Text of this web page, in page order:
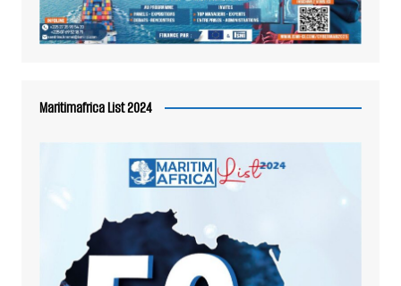
Maritimafrica List 2024